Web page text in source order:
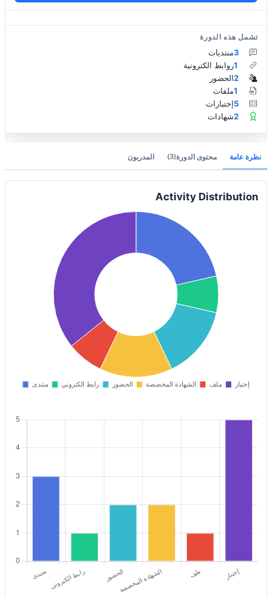
نظرة عامة محتوى الدورة(3) المدربون
Activity Distribution
تشمل هذه الدورة
3منتديات
1روابط الكترونية
2الحضور
1ملفات
5إختبارات
2شهادات